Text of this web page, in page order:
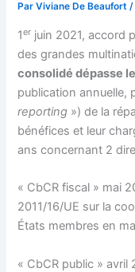
ParViviane De Beaufort/
1er juin 2021, accord
des grandes
consolidé dépasse
publication annuelle,
reporting ») de la
bénéfices et leur
ans concernant 2
« CbCR fiscal » mai
2011/16/UE sur la
États membres en
« CbCR public »